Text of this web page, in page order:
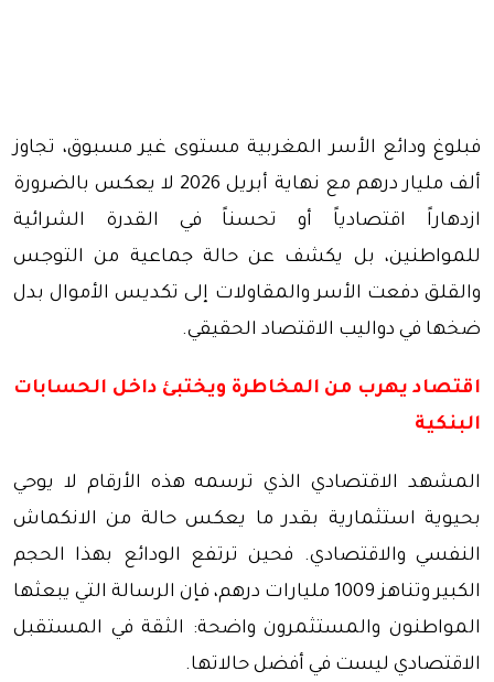
فبلوغ ودائع الأسر المغربية مستوى غير مسبوق، تجاوز
ألف مليار درهم مع نهاية أبريل 2026 لا يعكس بالضرورة
ازدهاراً اقتصادياً أو تحسناً في القدرة الشرائية
للمواطنين، بل يكشف عن حالة جماعية من التوجس
والقلق دفعت الأسر والمقاولات إلى تكديس الأموال بدل
ضخها في دواليب الاقتصاد الحقيقي.
اقتصاد يهرب من المخاطرة ويختبئ داخل الحسابات
البنكية
المشهد الاقتصادي الذي ترسمه هذه الأرقام لا يوحي
بحيوية استثمارية بقدر ما يعكس حالة من الانكماش
النفسي والاقتصادي. فحين ترتفع الودائع بهذا الحجم
الكبير وتناهز 1009 مليارات درهم، فإن الرسالة التي يبعثها
المواطنون والمستثمرون واضحة: الثقة في المستقبل
الاقتصادي ليست في أفضل حالاتها.